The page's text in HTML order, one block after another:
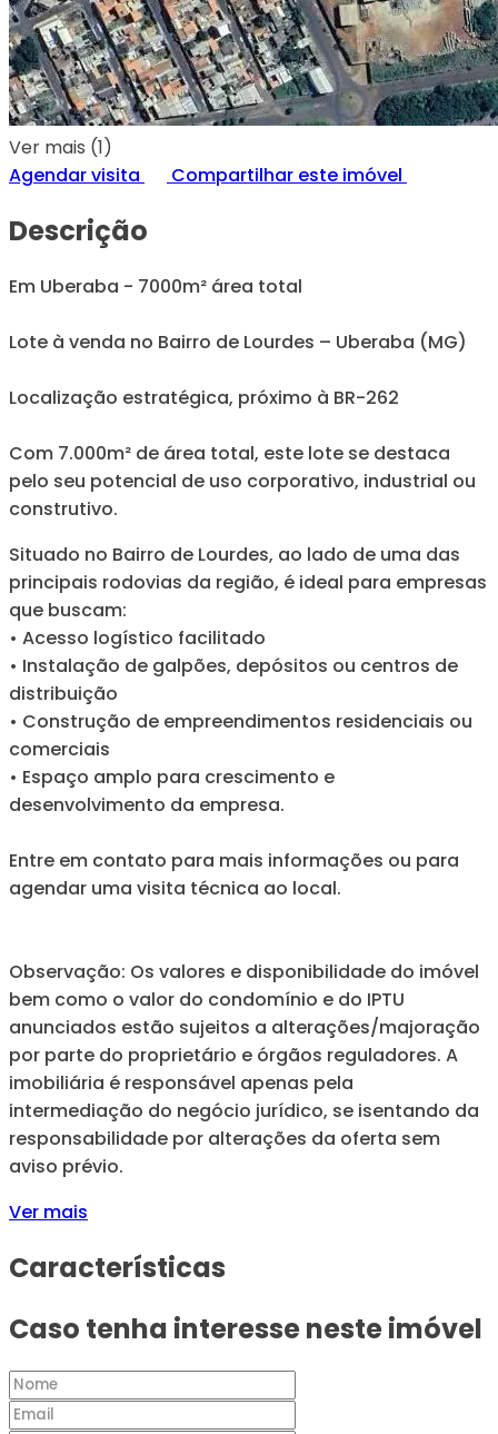
Ver mais (1)
Agendar visita
Compartilhar este imóvel
Descrição
Em Uberaba - 7000m² área total
Lote à venda no Bairro de Lourdes – Uberaba (MG)
Localização estratégica, próximo à BR-262
Com 7.000m² de área total, este lote se destaca
pelo seu potencial de uso corporativo, industrial ou
construtivo.
Situado no Bairro de Lourdes, ao lado de uma das
principais rodovias da região, é ideal para empresas
que buscam:
• Acesso logístico facilitado
• Instalação de galpões, depósitos ou centros de
distribuição
• Construção de empreendimentos residenciais ou
comerciais
• Espaço amplo para crescimento e
desenvolvimento da empresa.
Entre em contato para mais informações ou para
agendar uma visita técnica ao local.
Observação: Os valores e disponibilidade do imóvel
bem como o valor do condomínio e do IPTU
anunciados estão sujeitos a alterações/majoração
por parte do proprietário e órgãos reguladores. A
imobiliária é responsável apenas pela
intermediação do negócio jurídico, se isentando da
responsabilidade por alterações da oferta sem
aviso prévio.
Ver mais
Características
Caso tenha interesse neste imóvel